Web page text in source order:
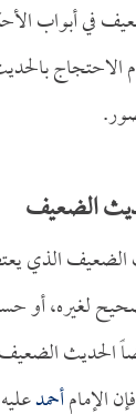
في أبواب
الاحتجاج
الضعيف
الذي
لغيره، أو
الحديث الضعيف
الإمامأحمد